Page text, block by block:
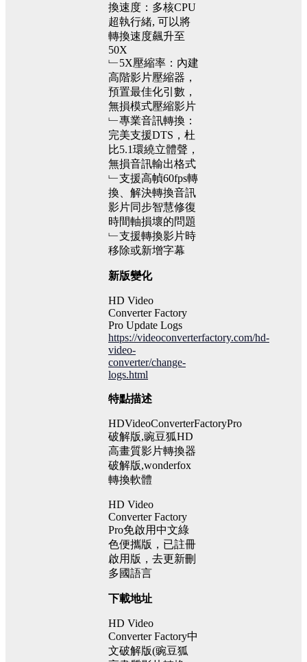
換速度：多核CPU
超執行緒, 可以將
轉換速度飆升至
50X
﹂5X壓縮率：內建
高階影片壓縮器，
預置最佳化引數，
無損模式壓縮影片
﹂專業音訊轉換：
完美支援DTS，杜
比5.1環繞立體聲，
無損音訊輸出格式
﹂支援高幀60fps轉
換、解決轉換音訊
影片同步智慧修復
時間軸損壞的問題
﹂支援轉換影片時
移除或新增字幕
新版變化
HD Video
Converter Factory
Pro Update Logs
https://videoconverterfactory.com/hd-
video-
converter/change-
logs.html
特點描述
HDVideoConverterFactoryPro
破解版,豌豆狐HD
高畫質影片轉換器
破解版,wonderfox
轉換軟體
HD Video
Converter Factory
Pro免啟用中文綠
色便攜版，已註冊
啟用版，去更新刪
多國語言
下載地址
HD Video
Converter Factory中
文破解版(豌豆狐